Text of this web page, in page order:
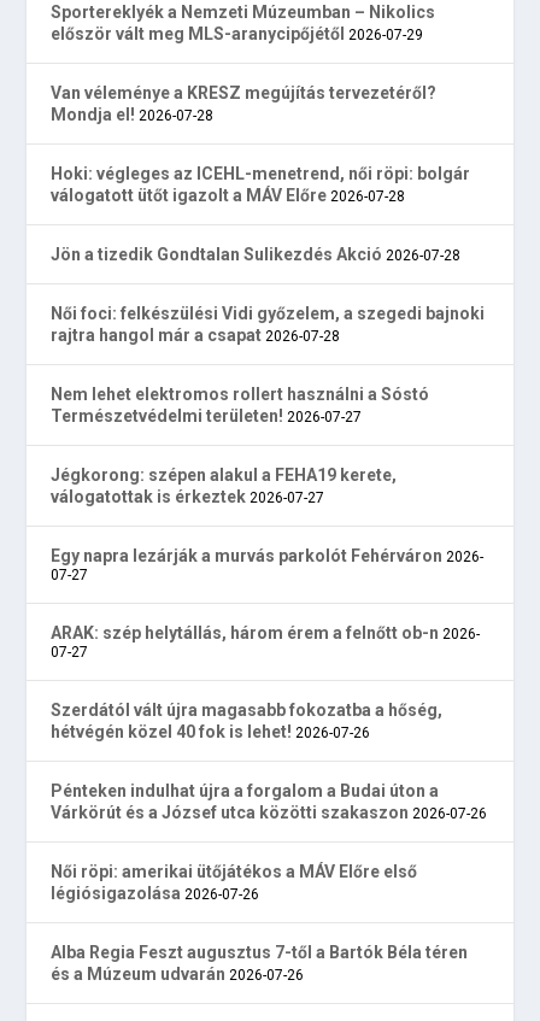
Sportereklyék a Nemzeti Múzeumban – Nikolics
először vált meg MLS-aranycipőjétől 2026-07-29
Van véleménye a KRESZ megújítás tervezetéről?
Mondja el! 2026-07-28
Hoki: végleges az ICEHL-menetrend, női röpi: bolgár
válogatott ütőt igazolt a MÁV Előre 2026-07-28
Jön a tizedik Gondtalan Sulikezdés Akció 2026-07-28
Női foci: felkészülési Vidi győzelem, a szegedi bajnoki
rajtra hangol már a csapat 2026-07-28
Nem lehet elektromos rollert használni a Sóstó
Természetvédelmi területen! 2026-07-27
Jégkorong: szépen alakul a FEHA19 kerete,
válogatottak is érkeztek 2026-07-27
Egy napra lezárják a murvás parkolót Fehérváron 2026-
07-27
ARAK: szép helytállás, három érem a felnőtt ob-n 2026-
07-27
Szerdától vált újra magasabb fokozatba a hőség,
hétvégén közel 40 fok is lehet! 2026-07-26
Pénteken indulhat újra a forgalom a Budai úton a
Várkörút és a József utca közötti szakaszon 2026-07-26
Női röpi: amerikai ütőjátékos a MÁV Előre első
légiósigazolása 2026-07-26
Alba Regia Feszt augusztus 7-től a Bartók Béla téren
és a Múzeum udvarán 2026-07-26